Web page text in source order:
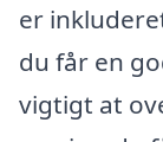
er
du får en
vigtigt at